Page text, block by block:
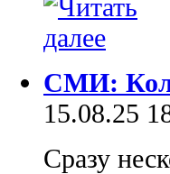
СМИ:
15.08.25
Сразу